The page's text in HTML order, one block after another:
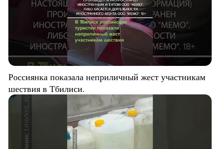
Россиянка показала неприличный жест участникам
шествия в Тбилиси.